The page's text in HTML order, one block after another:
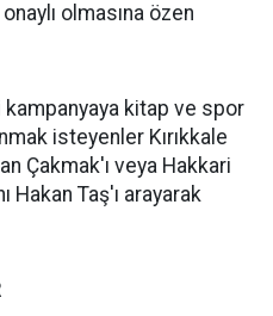
olmasına özen
kampanyaya kitap ve spor
isteyenler Kırıkkale
Çakmak'ı veya Hakkari
Hakan Taş'ı arayarak